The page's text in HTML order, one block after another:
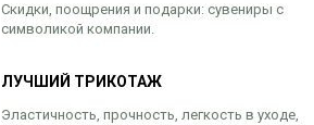
Скидки, поощрения и подарки: сувениры с
символикой компании.
ЛУЧШИЙ ТРИКОТАЖ
Эластичность, прочность, легкость в уходе,